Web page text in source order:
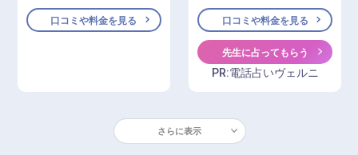
口コミや料金を見る 口コミや料金を見る
先生に占ってもらう
PR:電話占いヴェルニ
さらに表示